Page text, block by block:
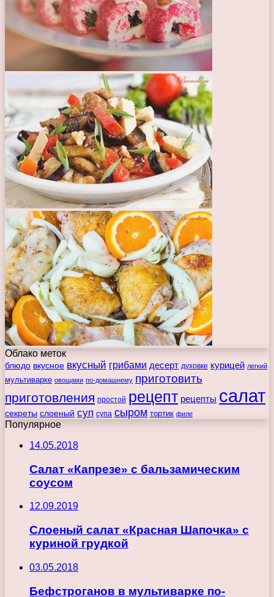
Облако меток
блюдо вкусное вкусный грибами десерт духовке курицей легкий
мультиварке овощами по-домашнему приготовить
приготовления простой рецепт рецепты салат
секреты слоеный суп супа сыром тортик филе
Популярное
14.05.2018
Салат «Капрезе» с бальзамическим
соусом
12.09.2019
Слоеный салат «Красная Шапочка» с
куриной грудкой
03.05.2018
Бефстроганов в мультиварке по-